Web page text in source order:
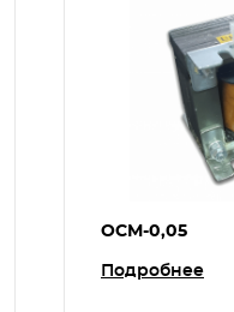
ОСМ-0,05
Подробнее